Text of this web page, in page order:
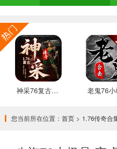
神采76复古加强版 安卓下载
您当前所在位置： 首页 > 1.76传奇合